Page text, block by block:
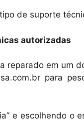
de suporte
autorizadas
reparado em um
para
e escolhendo